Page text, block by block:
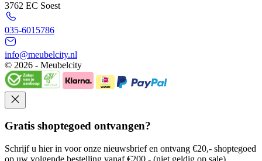
3762 EC Soest
035-6015786
info@meubelcity.nl
© 2026 - Meubelcity
Gratis shoptegoed ontvangen?
Schrijf u hier in voor onze nieuwsbrief en ontvang €20,- shoptegoed
op uw volgende bestelling vanaf €200,- (niet geldig op sale)